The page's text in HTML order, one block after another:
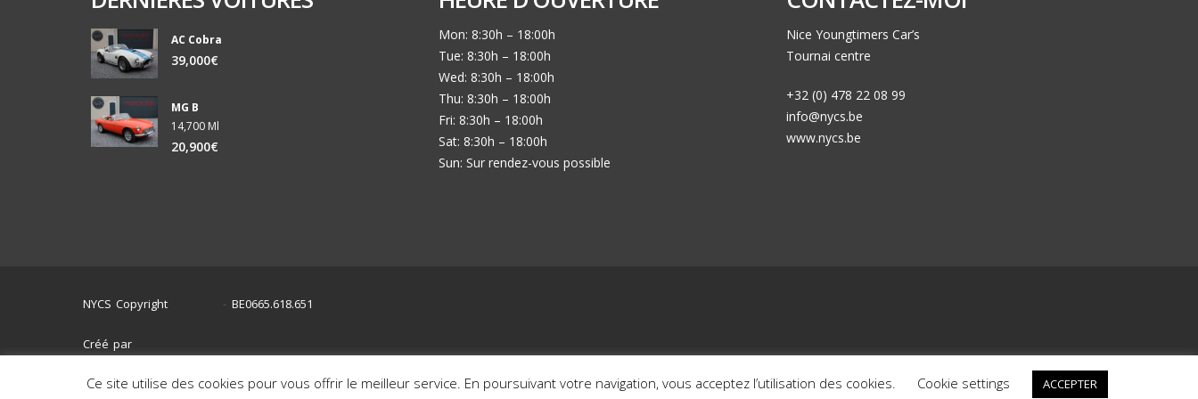
AC Cobra
39,000€
MG B
14,700 Ml
20,900€
Mon: 8:30h – 18:00h
Tue: 8:30h – 18:00h
Wed: 8:30h – 18:00h
Thu: 8:30h – 18:00h
Fri: 8:30h – 18:00h
Sat: 8:30h – 18:00h
Sun: Sur rendez-vous possible
Nice Youngtimers Car’s
Tournai centre
+32 (0) 478 22 08 99
info@nycs.be
www.nycs.be
NYCS Copyright - BE0665.618.651
Créé par
Ce site utilise des cookies pour vous offrir le meilleur service. En poursuivant votre navigation, vous acceptez l’utilisation des cookies. Cookie settings ACCEPTER